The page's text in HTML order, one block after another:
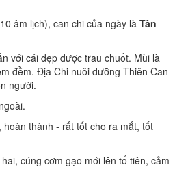
âm lịch), can chi của ngày là Tân
với cái đẹp được trau chuốt. Mùi là
đềm. Địa Chi nuôi dưỡng Thiên Can -
người.
thành - rất tốt cho ra mắt, tốt
cúng cơm gạo mới lên tổ tiên, cảm